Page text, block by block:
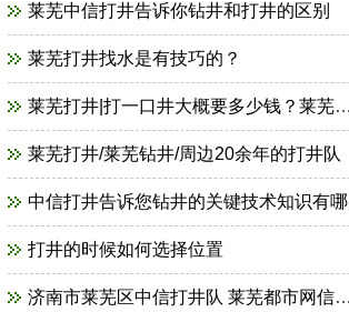
莱芜中信打井告诉你钻井和打井的区别
莱芜打井找水是有技巧的？
莱芜打井|打一口井大概要多少钱？莱芜打井队
莱芜打井/莱芜钻井/周边20余年的打井队
中信打井告诉您钻井的关键技术知识有哪些？
打井的时候如何选择位置
济南市莱芜区中信打井队 莱芜都市网信息15563404675